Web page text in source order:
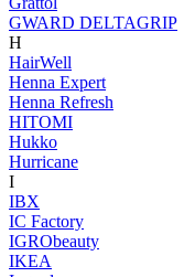
GWARD DELTAGRIP
H
HairWell
Henna Expert
Henna Refresh
HITOMI
Hukko
Hurricane
I
IBX
IC Factory
IGRObeauty
IKEA